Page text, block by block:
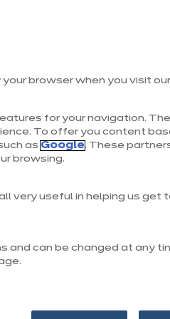
browser when you visit
for your navigation.
To offer you content
as Google. These
browsing.
very useful in helping us get
and can be changed at any